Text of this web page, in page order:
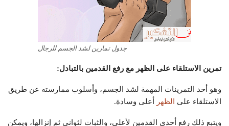
جدول تمارين لشد الجسم للرجال
تمرين الاستلقاء على الظهر مع رفع القدمين بالتبادل:
وهو أحد التمرينات المهمة لشد الجسم، وأسلوب ممارسته عن طريق
الاستلقاء على
الظهر أعلى وسادة.
ويتبع ذلك رفع أحدى القدمين لأعلى، والثبات لثواني ثم إنزالها، ويمكن